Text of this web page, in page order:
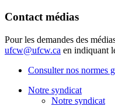
Contact médias
Pour les demandes des
ufcw@ufcw.ca en indiquant
Consulter nos normes
Notre syndicat
Notre syndicat